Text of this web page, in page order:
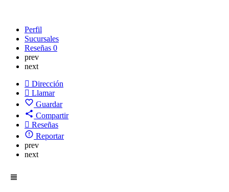
Perfil
Sucursales
Reseñas 0
prev
next
Dirección
Llamar
Guardar
Compartir
Reseñas
Reportar
prev
next